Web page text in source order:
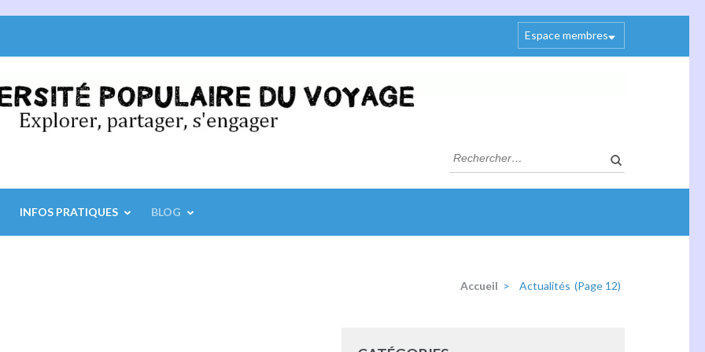
Espace membres
Rechercher :
INFOS PRATIQUES BLOG
Accueil > Actualités (Page 12)